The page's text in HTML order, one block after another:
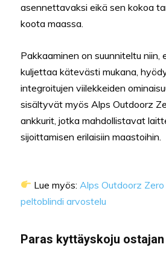
asennettavaksi eikä sen kokoa
koota maassa.
Pakkaaminen on suunniteltu niin,
kuljettaa kätevästi mukana,
integroitujen viilekkeiden
sisältyvät myös Alps Outdoorz
ankkurit, jotka mahdollistavat
sijoittamisen erilaisiin maastoihin.
Lue myös: Alps Outdoorz
peltoblindi arvostelu
Paras kyttäyskoju